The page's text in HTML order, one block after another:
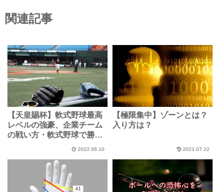
関連記事
【天皇賜杯】軟式野球最高
レベルの強豪、企業チーム
の戦い方・軟式野球で勝つ
2022.06.10
【極限集中】ゾーンとは？
入り方は？
2021.07.22